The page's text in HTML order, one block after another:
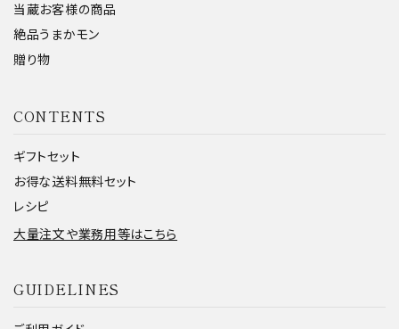
当蔵お客様の商品
絶品うまかモン
贈り物
CONTENTS
ギフトセット
お得な送料無料セット
レシピ
大量注文や業務用等はこちら
GUIDELINES